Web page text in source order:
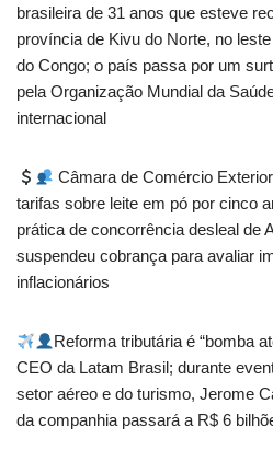
brasileira de 31 anos que esteve
província de Kivu do Norte, no
do Congo; o país passa por um
pela Organização Mundial da
internacional
Câmara de Comércio
tarifas sobre leite em pó por cinco
prática de concorrência desleal de
suspendeu cobrança para avaliar
inflacionários
Reforma tributária é “bomba
CEO da Latam Brasil; durante
setor aéreo e do turismo, Jerome
da companhia passará a R$ 6